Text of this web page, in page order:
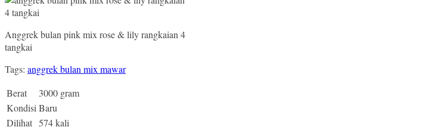
Anggrek bulan pink mix rose & lily rangkaian 4
tangkai
Tags: anggrek bulan mix mawar
Berat
3000 gram
Kondisi Baru
Dilihat 574 kali